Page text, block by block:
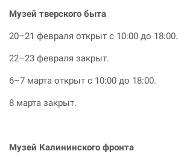
Музей тверского быта
20–21 февраля открыт с 10:00 до 18:00.
22–23 февраля закрыт.
6–7 марта открыт с 10:00 до 18:00.
8 марта закрыт.
Музей Калининского фронта